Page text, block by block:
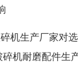
机生产厂家对
机耐磨配件生